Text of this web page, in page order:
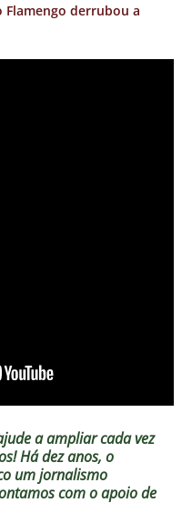
Flamengo derrubou a
a ampliar cada vez
Há dez anos, o
um jornalismo
com o apoio de